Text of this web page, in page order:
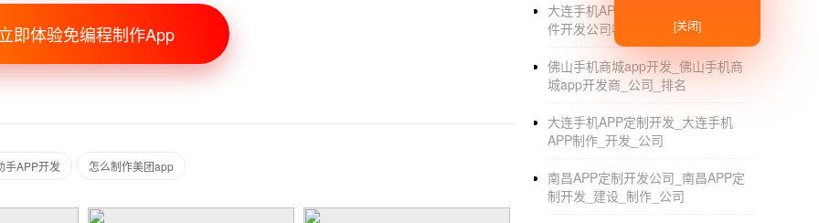
聊的，所以只能匿名分享。 秘密分享APP开
其他的陌生人都不能评论，当然评论和分享
不能看到，这就大大增强了保密性。 3、提
足用户吐槽、工作谈论等需求，在上面可以
语音助手APP开发 线上听笑话
语音助手服务能让用户通过指令满足自己的需
即体验免编程制作App
手APP开发 怎么制作美团app
大连手机APP开发公司_大连APP软
件开发公司哪家好_制作费用
佛山手机商城app开发_佛山手机商
城app开发商_公司_排名
大连手机APP定制开发_大连手机
APP制作_开发_公司
南昌APP定制开发公司_南昌APP定
制开发_建设_制作_公司
[关闭]